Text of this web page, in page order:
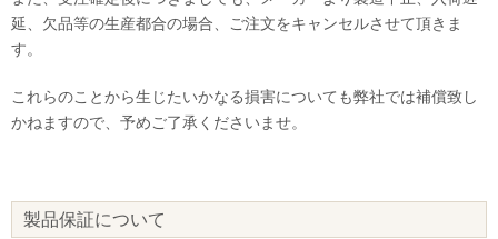
延、欠品等の生産都合の場合、ご注文をキャンセルさせて頂きま
す。
これらのことから生じたいかなる損害についても弊社では補償致し
かねますので、予めご了承くださいませ。
製品保証について